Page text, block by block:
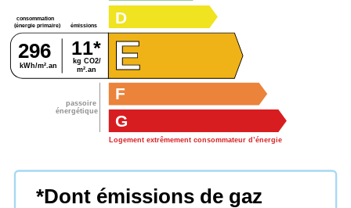
passoire
énergétique
consommation
(énergie primaire) émissions
kg CO2/
m².an
kWh/m².an
296 11*
G
Logement extrêmement consommateur d’énergie
F
E
D
*Dont émissions de gaz